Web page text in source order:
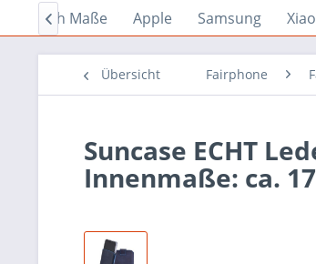
Nach Maße Apple Samsung

Übersicht Fairphone
Suncase ECHT
Innenmaße: ca.